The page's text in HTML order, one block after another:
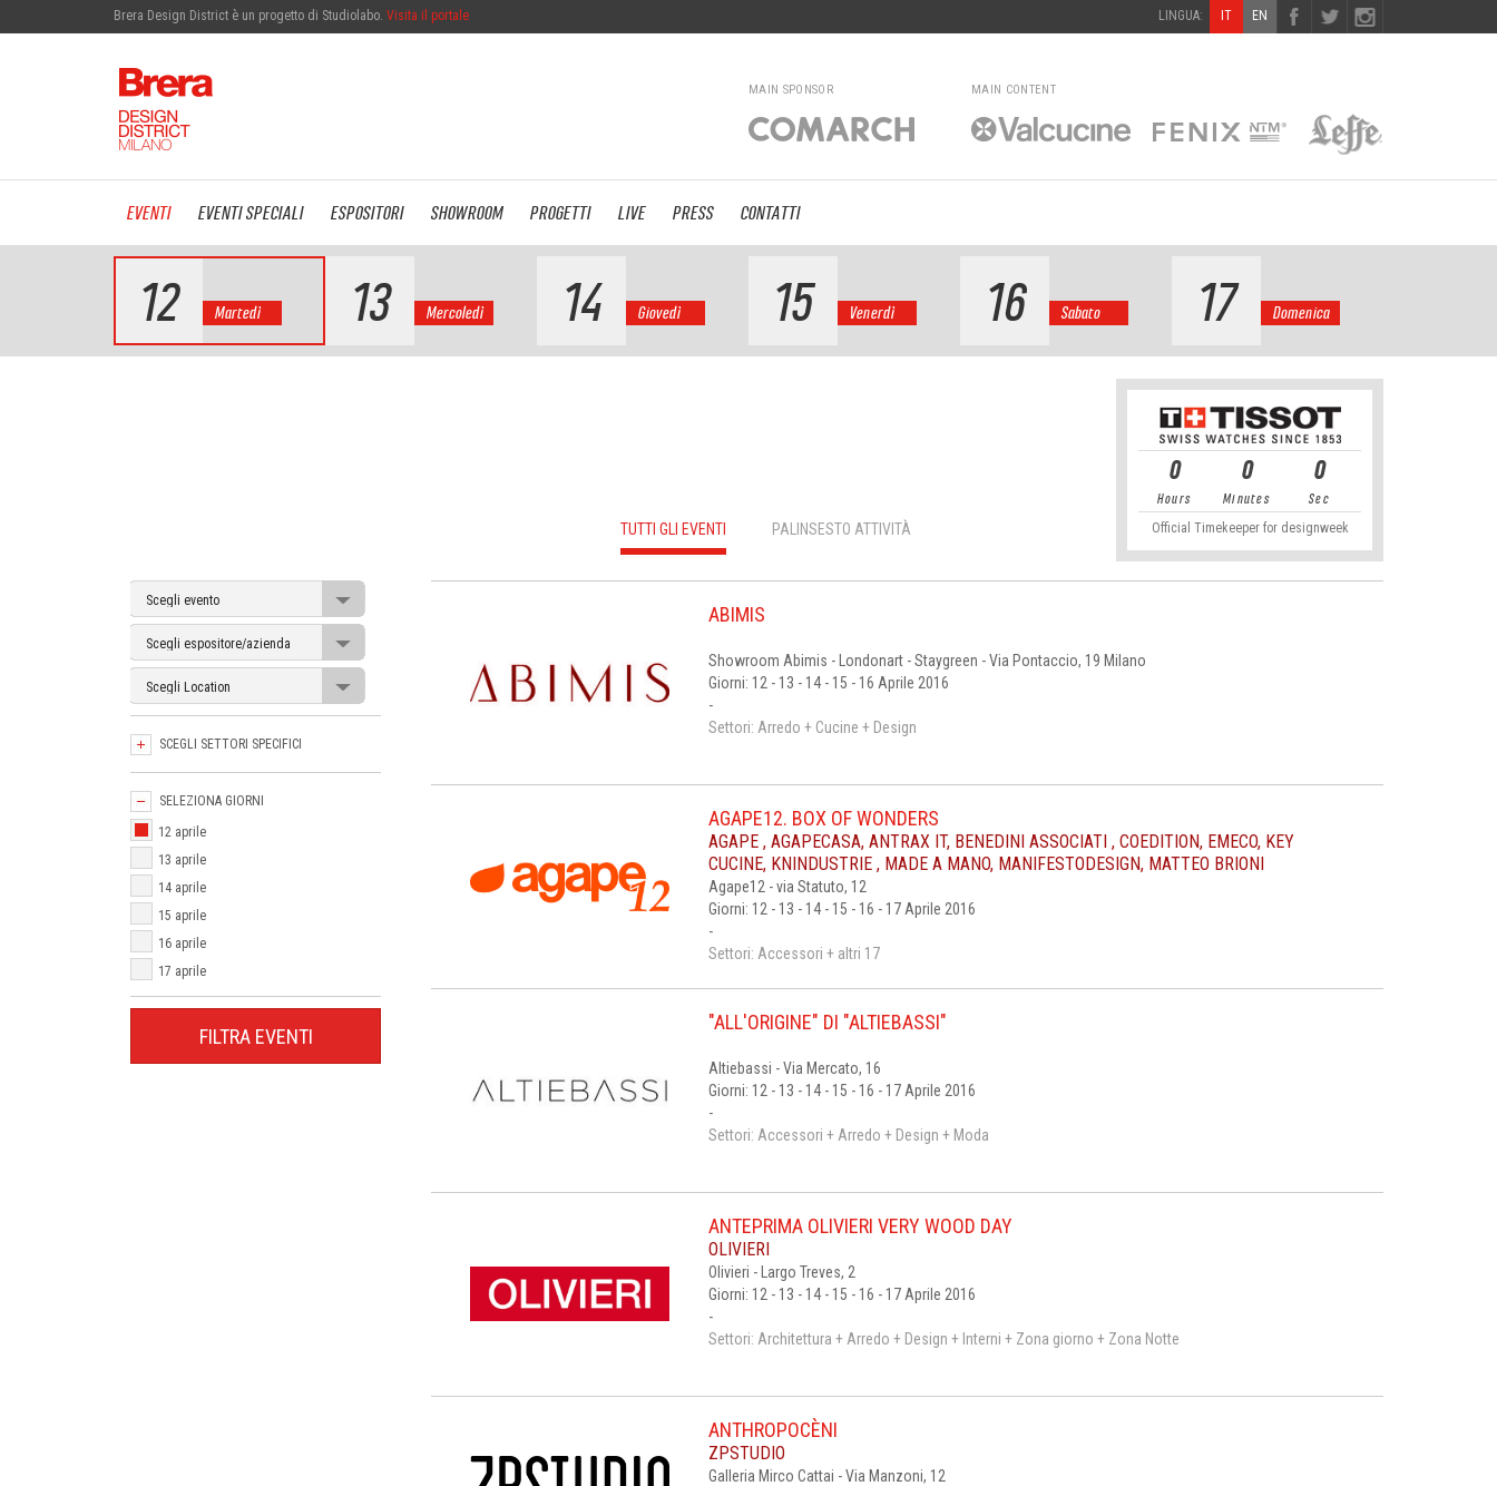
Brera Design District è un progetto di Studiolabo. Visita il portale EN
IT
LINGUA:
MAIN SPONSOR MAIN CONTENT
EVENTI EVENTI SPECIALI ESPOSITORI SHOWROOM PROGETTI LIVE PRESS CONTATTI
12 Martedì 13 Mercoledì 14 Giovedì 15 Venerdì 16 Sabato 17 Domenica
TUTTI GLI EVENTI PALINSESTO ATTIVITÀ
0
Hours
0
Minutes
0
Sec
Official Timekeeper for designweek
SCEGLI SETTORI SPECIFICI
SELEZIONA GIORNI
12 aprile
13 aprile
14 aprile
15 aprile
16 aprile
17 aprile
ABIMIS
Showroom Abimis - Londonart - Staygreen - Via Pontaccio, 19 Milano
Giorni: 12 - 13 - 14 - 15 - 16 Aprile 2016
-
Settori: Arredo + Cucine + Design
AGAPE12. BOX OF WONDERS
AGAPE , AGAPECASA, ANTRAX IT, BENEDINI ASSOCIATI , COEDITION, EMECO, KEY
CUCINE, KNINDUSTRIE , MADE A MANO, MANIFESTODESIGN, MATTEO BRIONI
Agape12 - via Statuto, 12
Giorni: 12 - 13 - 14 - 15 - 16 - 17 Aprile 2016
-
Settori: Accessori + altri 17
"ALL'ORIGINE" DI "ALTIEBASSI"
Altiebassi - Via Mercato, 16
Giorni: 12 - 13 - 14 - 15 - 16 - 17 Aprile 2016
-
Settori: Accessori + Arredo + Design + Moda
ANTEPRIMA OLIVIERI VERY WOOD DAY
OLIVIERI
Olivieri - Largo Treves, 2
Giorni: 12 - 13 - 14 - 15 - 16 - 17 Aprile 2016
-
Settori: Architettura + Arredo + Design + Interni + Zona giorno + Zona Notte
ANTHROPOCÈNI
ZPSTUDIO
Galleria Mirco Cattai - Via Manzoni, 12